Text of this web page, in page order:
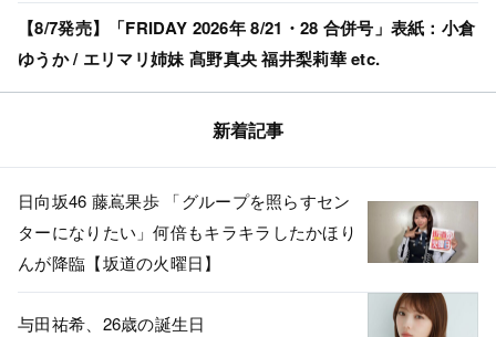
【8/7発売】「FRIDAY 2026年 8/21・28 合併号」表紙：小倉
ゆうか / エリマリ姉妹 髙野真央 福井梨莉華 etc.
新着記事
日向坂46 藤嶌果歩 「グループを照らすセン
ターになりたい」何倍もキラキラしたかほり
んが降臨【坂道の火曜日】
与田祐希、26歳の誕生日